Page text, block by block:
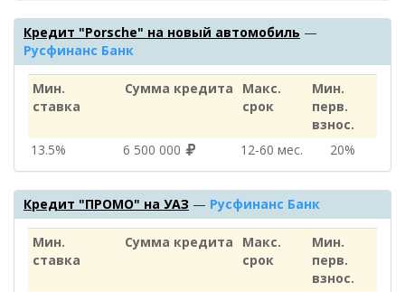
Кредит "Porsche" на новый автомобиль —
Русфинанс Банк
Мин.
ставка
Сумма кредита
Макс.
срок
Мин.
перв.
взнос.
13.5%
6 500 000 12‑60 мес. 20%
Кредит "ПРОМО" на УАЗ — Русфинанс Банк
Мин.
ставка
Сумма кредита
Макс.
срок
Мин.
перв.
взнос.